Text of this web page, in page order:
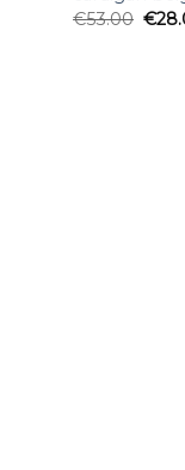
€53.00 €